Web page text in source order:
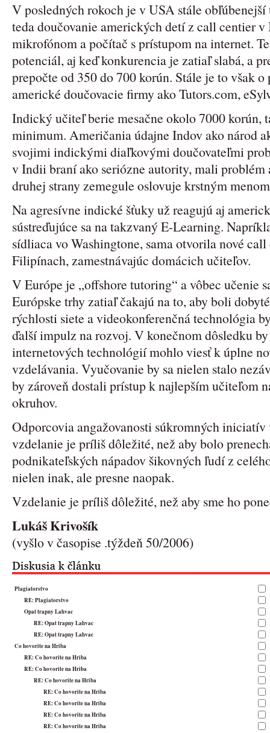
V posledných rokoch je v USA stále
teda doučovanie amerických detí z call centier
mikrofónom a počítač s prístupom na internet.
potenciál, aj keď konkurencia je zatiaľ slabá, a
prepočte od 350 do 700 korún. Stále je to však
americké doučovacie firmy ako Tutors.com,
Indický učiteľ berie mesačne okolo 7000 korún,
minimum. Američania údajne Indov ako národ
svojimi indickými diaľkovými doučovateľmi
v Indii braní ako seriózne autority, mali problém
druhej strany zemegule oslovuje krstným
Na agresívne indické šťuky už reagujú aj
sústreďujúce sa na takzvaný E-Learning.
sídliaca vo Washingtone, sama otvorila nové
Filipínach, zamestnávajúc domácich učiteľov.
V Európe je „offshore tutoring“ a vôbec učenie
Európske trhy zatiaľ čakajú na to, aby boli
rýchlosti siete a videokonferenčná technológia
ďalší impulz na rozvoj. V konečnom dôsledku
internetových technológií mohlo viesť k úplne
vzdelávania. Vyučovanie by sa nielen stalo
by zároveň dostali prístup k najlepším učiteľom
okruhov.
Odporcovia angažovanosti súkromných
vzdelanie je príliš dôležité, než aby bolo
podnikateľských nápadov šikovných ľudí z
nielen inak, ale presne naopak.
Vzdelanie je príliš dôležité, než aby sme ho
Lukáš Krivošík
(vyšlo v časopise .týždeň 50/2006)
Plagiatorstvo
RE: Plagiatorstvo
Opat trapny Lahvac
RE: Opat trapny Lahvac
RE: Opat trapny Lahvac
Co hovorite na Hriba
RE: Co hovorite na Hriba
RE: Co hovorite na Hriba
RE: Co hovorite na Hriba
RE: Co hovorite na Hriba
RE: Co hovorite na Hriba
RE: Co hovorite na Hriba
RE: Co hovorite na Hriba